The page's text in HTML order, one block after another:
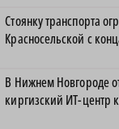
Стоянку транспорта
Красносельской с
В Нижнем Новгороде
киргизский ИТ-центр